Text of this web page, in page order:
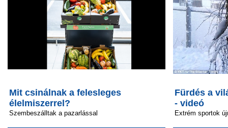
Mit csinálnak a felesleges
élelmiszerrel?
Szembeszálltak a pazarlással
Fürdés a
- videó
Extrém sportok